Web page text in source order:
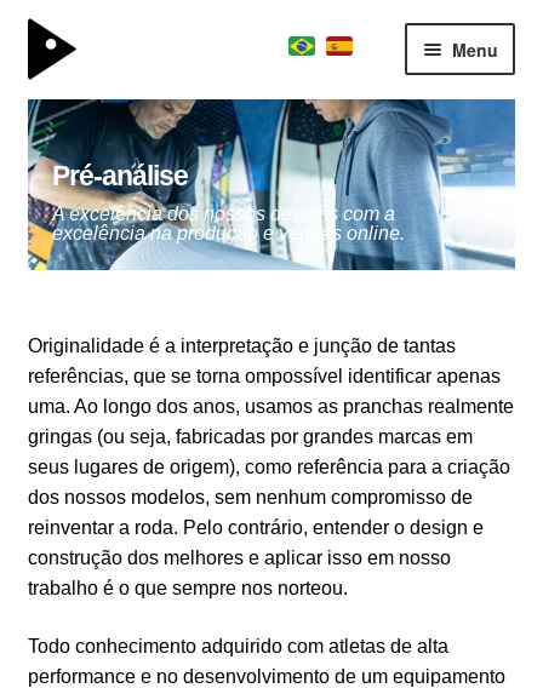
Menu
surfboard
menu
kite division
boardschool
menu
team
consultoria
parceiros
contato
Pré-análise
A excelência dos nossos designs com a
excelência na produção e vendas online.
Originalidade é a interpretação e junção de tantas
referências, que se torna ompossível identificar apenas
uma. Ao longo dos anos, usamos as pranchas realmente
gringas (ou seja, fabricadas por grandes marcas em
seus lugares de origem), como referência para a criação
dos nossos modelos, sem nenhum compromisso de
reinventar a roda. Pelo contrário, entender o design e
construção dos melhores e aplicar isso em nosso
trabalho é o que sempre nos norteou.
Todo conhecimento adquirido com atletas de alta
performance e no desenvolvimento de um equipamento